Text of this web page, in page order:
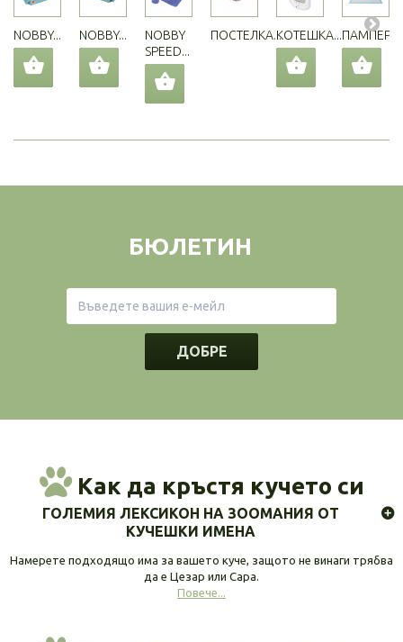
NOBBY... NOBBY...
NOBBY
SPEED...
ПОСТЕЛКА...КОТЕШКА...
БЮЛЕТИН
ДОБРЕ
Как да кръстя кучето си
ГОЛЕМИЯ ЛЕКСИКОН НА ЗООМАНИЯ ОТ
КУЧЕШКИ ИМЕНА
Намерете подходящо има за вашето куче, защото не винаги трябва
да е Цезар или Сара.
Повече...